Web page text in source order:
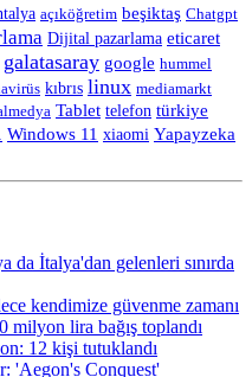
açıköğretim beşiktaş Chatgpt
Dijital pazarlama eticaret
galatasaray google hummel
kıbrıs linux mediamarkt
Tablet telefon türkiye
Windows 11 xiaomi Yapayzeka
da İtalya'dan gelenleri sınırda
kendimize güvenme zamanı
lira bağış toplandı
12 kişi tutuklandı
'Aegon's Conquest'